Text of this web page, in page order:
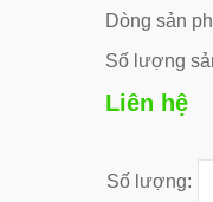
Dòng sản
Số lượng